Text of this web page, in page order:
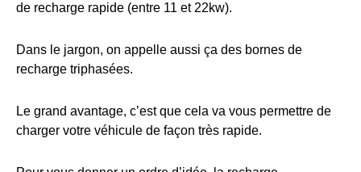
de recharge rapide (entre 11 et 22kw).
Dans le jargon, on appelle aussi ça des bornes de
recharge triphasées.
Le grand avantage, c’est que cela va vous permettre de
charger votre véhicule de façon très rapide.